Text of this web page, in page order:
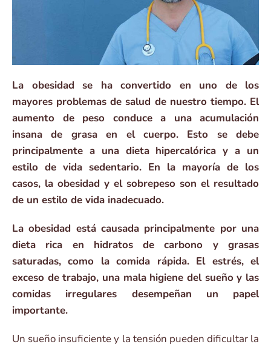
La obesidad se ha convertido en uno de los
mayores problemas de salud de nuestro tiempo. El
aumento de peso conduce a una acumulación
insana de grasa en el cuerpo. Esto se debe
principalmente a una dieta hipercalórica y a un
estilo de vida sedentario. En la mayoría de los
casos, la obesidad y el sobrepeso son el resultado
de un estilo de vida inadecuado.
La obesidad está causada principalmente por una
dieta rica en hidratos de carbono y grasas
saturadas, como la comida rápida. El estrés, el
exceso de trabajo, una mala higiene del sueño y las
comidas irregulares desempeñan un papel
importante.
Un sueño insuficiente y la tensión pueden dificultar la